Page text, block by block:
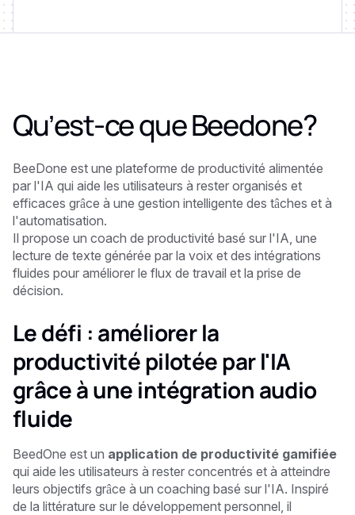
Qu’est-ce queBeedone?
BeeDone est une plateforme de productivité alimentée
par l'IA qui aide les utilisateurs à rester organisés et
efficaces grâce à une gestion intelligente des tâches et à
l'automatisation.
Il propose un coach de productivité basé sur l'IA, une
lecture de texte générée par la voix et des intégrations
fluides pour améliorer le flux de travail et la prise de
décision.
Le défi : améliorer la
productivité pilotée par l'IA
grâce à une intégration audio
fluide
BeedOne est un application de productivité gamifiée
qui aide les utilisateurs à rester concentrés et à atteindre
leurs objectifs grâce à un coaching basé sur l'IA. Inspiré
de la littérature sur le développement personnel, il